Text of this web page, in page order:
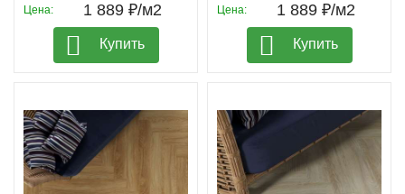
Цена: 1 889 ₽/м2
Купить
Цена: 1 889 ₽/м2
Купить